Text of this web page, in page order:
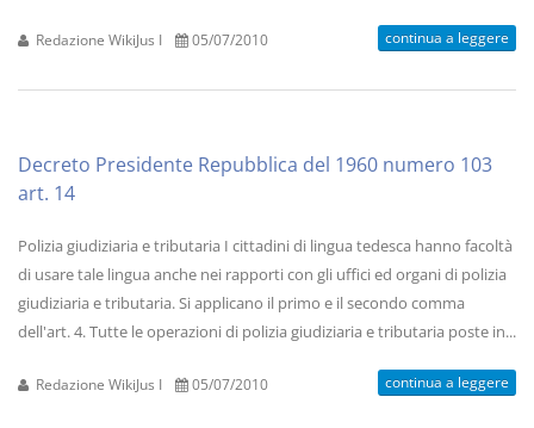
Redazione WikiJus I 05/07/2010 continua a leggere
Decreto Presidente Repubblica del 1960 numero 103
art. 14
Polizia giudiziaria e tributaria I cittadini di lingua tedesca hanno facoltà
di usare tale lingua anche nei rapporti con gli uffici ed organi di polizia
giudiziaria e tributaria. Si applicano il primo e il secondo comma
dell'art. 4. Tutte le operazioni di polizia giudiziaria e tributaria poste in...
Redazione WikiJus I 05/07/2010 continua a leggere